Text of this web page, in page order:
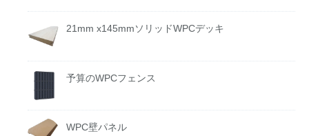
21mm x145mmソリッドWPCデッキ
予算のWPCフェンス
WPC壁パネル